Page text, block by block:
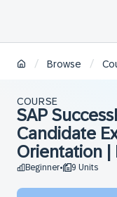
/ Browse /
COURSE
SAP
Candidate
Orientation |
Beginner• 9 Units